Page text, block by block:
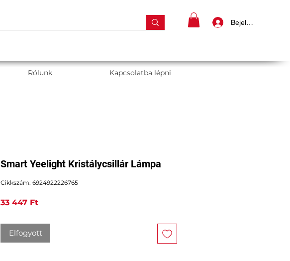
Bejelentkezés
Rólunk Kapcsolatba lépni
Smart Yeelight Kristálycsillár Lámpa
Cikkszám: 6924922226765
33 447 FtÁr
Elfogyott